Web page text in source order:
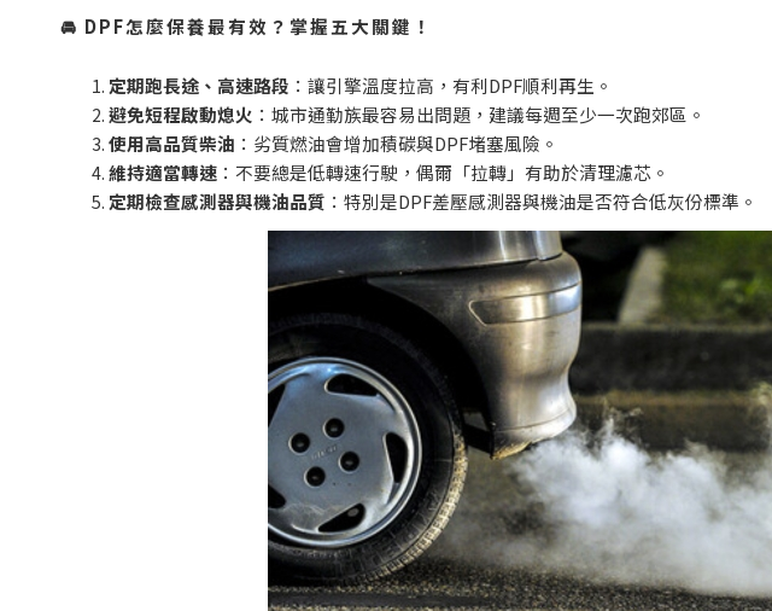
🚘 DPF怎麼保養最有效？掌握五大關鍵！
定期跑長途、高速路段 ：讓引擎溫度拉高，有利DPF順利再生。
避免短程啟動熄火 ：城市通勤族最容易出問題，建議每週至少一次跑郊區。
使用高品質柴油 ：劣質燃油會增加積碳與DPF堵塞風險。
維持適當轉速 ：不要總是低轉速行駛，偶爾「拉轉」有助於清理濾芯。
定期檢查感測器與機油品質 ：特別是DPF差壓感測器與機油是否符合低灰份標準。